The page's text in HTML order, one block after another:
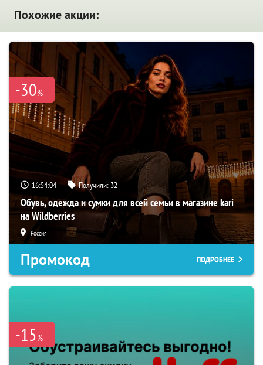
Похожие акции:
-30%
16:54:03 Получили: 32
Обувь, одежда и сумки для всей семьи в магазине kari
на Wildberries
Россия
Промокод ПОДРОБНЕЕ
-15%